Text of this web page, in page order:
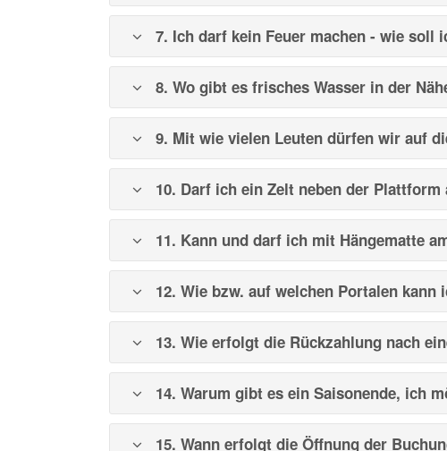
7. Ich darf kein Feuer machen - wie soll
8. Wo gibt es frisches Wasser in der
9. Mit wie vielen Leuten dürfen wir auf
10. Darf ich ein Zelt neben der
11. Kann und darf ich mit Hängematte
12. Wie bzw. auf welchen Portalen
13. Wie erfolgt die Rückzahlung nach
14. Warum gibt es ein Saisonende, ich
15. Wann erfolgt die Öffnung der